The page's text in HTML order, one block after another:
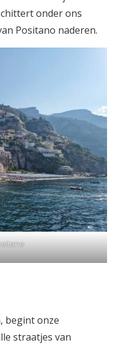
onder ons
Positano naderen.
begint onze
straatjes van